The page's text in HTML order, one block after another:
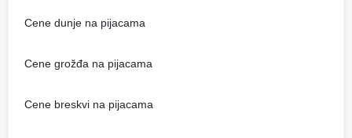
Cene dunje na pijacama
Cene grožđa na pijacama
Cene breskvi na pijacama